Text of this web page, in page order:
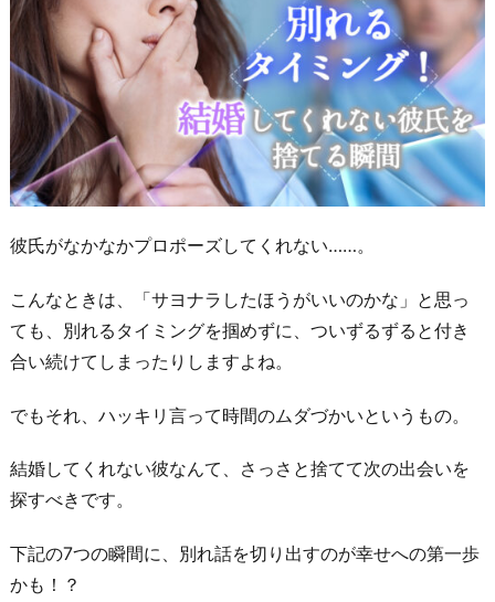
彼氏がなかなかプロポーズしてくれない……。
こんなときは、「サヨナラしたほうがいいのかな」と思っ
ても、別れるタイミングを掴めずに、ついずるずると付き
合い続けてしまったりしますよね。
でもそれ、ハッキリ言って時間のムダづかいというもの。
結婚してくれない彼なんて、さっさと捨てて次の出会いを
探すべきです。
下記の7つの瞬間に、別れ話を切り出すのが幸せへの第一歩
かも！？